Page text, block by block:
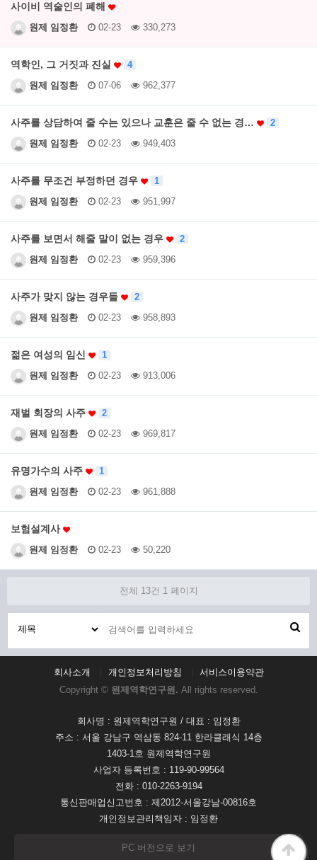
사이비 역술인의 폐해
원제 임정환 02-23 330,273
역학인, 그 거짓과 진실
4
원제 임정환
07-06 962,377
사주를 상담하여 줄 수는 있으나 교훈은 줄 수 없는 경…
2
원제 임정환
02-23 949,403
사주를 무조건 부정하던 경우
1
원제 임정환
02-23 951,997
사주를 보면서 해줄 말이 없는 경우
2
원제 임정환
02-23 959,396
사주가 맞지 않는 경우들
2
원제 임정환
02-23 958,893
젊은 여성의 임신
1
원제 임정환
02-23 913,006
재벌 회장의 사주
2
원제 임정환
02-23 969,817
유명가수의 사주
1
원제 임정환
02-23 961,888
보험설계사
원제 임정환 02-23 50,220
전체 13건 1 페이지
회사소개 개인정보처리방침
서비스이용약관
Copyright © 원제역학연구원. All rights reserved.
회사명 : 원제역학연구원 / 대표 : 임정환
주소 : 서울 강남구 역삼동 824-11 한라클래식 14층
1403-1호 원제역학연구원
사업자 등록번호 : 119-90-99564
전화 : 010-2263-9194
통신판매업신고번호 : 제2012-서울강남-00816호
개인정보관리책임자 : 임정환
PC 버전으로 보기